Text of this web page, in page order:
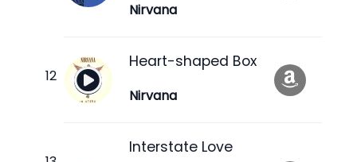
Nirvana
Heart-shaped Box
Nirvana
Interstate Love